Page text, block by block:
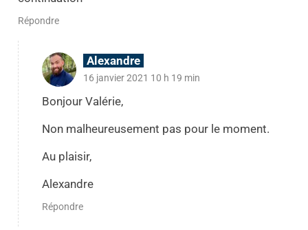
Répondre
Alexandre
16 janvier 2021 10 h 19 min
Bonjour Valérie,
Non malheureusement pas pour le moment.
Au plaisir,
Alexandre
Répondre